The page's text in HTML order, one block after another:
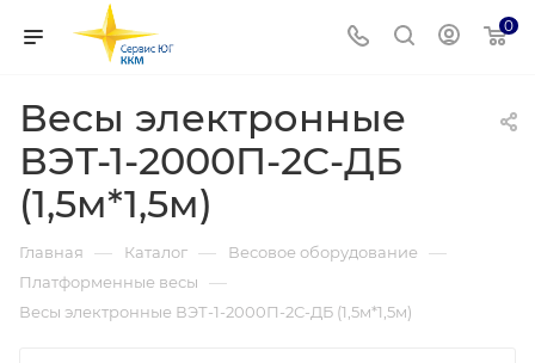
0
Весы электронные
ВЭТ-1-2000П-2С-ДБ
(1,5м*1,5м)
Главная — Каталог — Весовое оборудование —
Платформенные весы —
Весы электронные ВЭТ-1-2000П-2С-ДБ (1,5м*1,5м)